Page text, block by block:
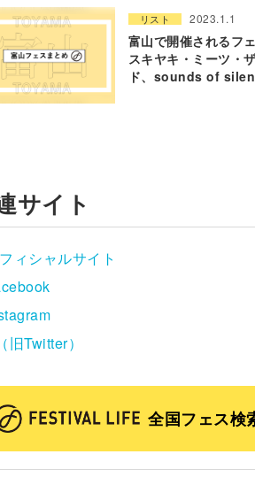
リスト 2023.1.1
富山で開催されるフ
スキヤキ・ミーツ・
ド、sounds of
サイト
ィシャルサイト
旧Twitter）
全国フェス検